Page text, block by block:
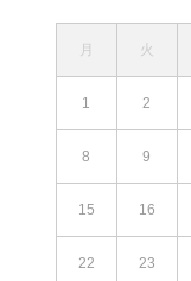
月 火
1 2
8 9
15 16
22 23